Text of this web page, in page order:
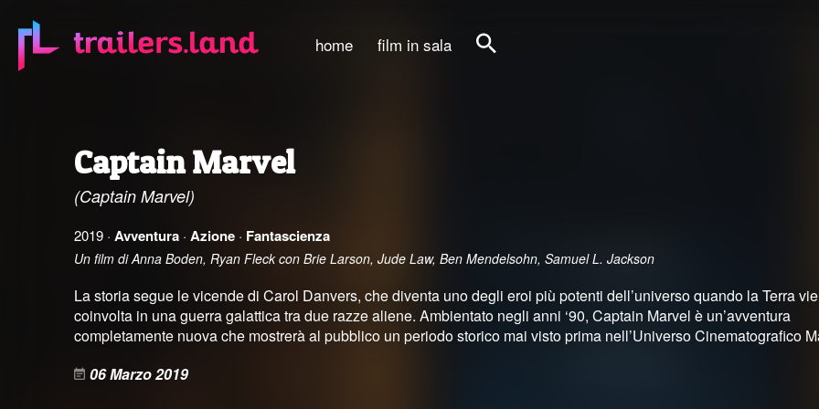
home film in sala
Captain Marvel
(Captain Marvel)
2019 · Avventura· Azione· Fantascienza
Un film di Anna Boden, Ryan Fleck con Brie Larson, Jude Law, Ben Mendelsohn, Samuel L. Jackson
La storia segue le vicende di Carol Danvers, che diventa uno degli eroi più potenti dell’universo quando la Terra
coinvolta in una guerra galattica tra due razze aliene. Ambientato negli anni ‘90, Captain Marvel è un’avventura
completamente nuova che mostrerà al pubblico un periodo storico mai visto prima nell’Universo Cinematografico
06 Marzo 2019